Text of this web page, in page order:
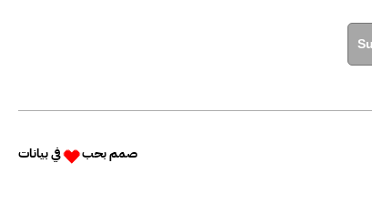
صمم بحب فيبيانات